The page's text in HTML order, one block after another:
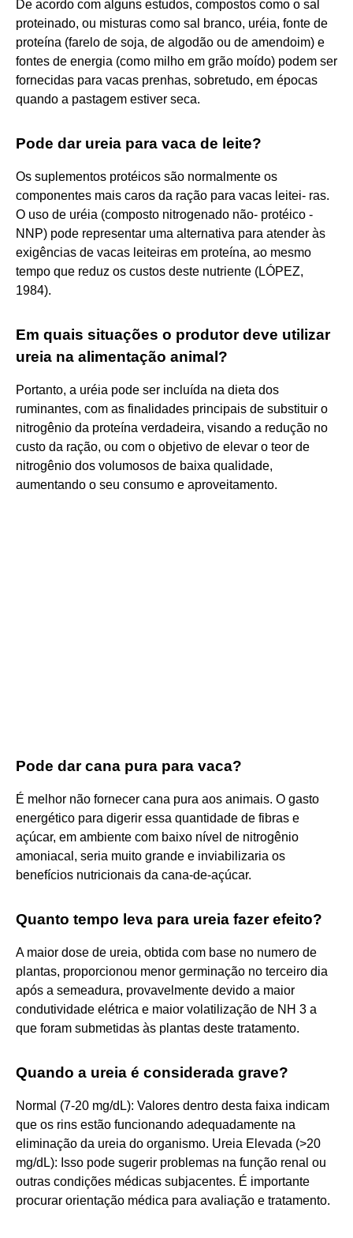
De acordo com alguns estudos, compostos como o sal
proteinado, ou misturas como sal branco, uréia, fonte de
proteína (farelo de soja, de algodão ou de amendoim) e
fontes de energia (como milho em grão moído) podem ser
fornecidas para vacas prenhas, sobretudo, em épocas
quando a pastagem estiver seca.
Pode dar ureia para vaca de leite?
Os suplementos protéicos são normalmente os
componentes mais caros da ração para vacas leitei- ras.
O uso de uréia (composto nitrogenado não- protéico -
NNP) pode representar uma alternativa para atender às
exigências de vacas leiteiras em proteína, ao mesmo
tempo que reduz os custos deste nutriente (LÓPEZ,
1984).
Em quais situações o produtor deve utilizar
ureia na alimentação animal?
Portanto, a uréia pode ser incluída na dieta dos
ruminantes, com as finalidades principais de substituir o
nitrogênio da proteína verdadeira, visando a redução no
custo da ração, ou com o objetivo de elevar o teor de
nitrogênio dos volumosos de baixa qualidade,
aumentando o seu consumo e aproveitamento.
Pode dar cana pura para vaca?
É melhor não fornecer cana pura aos animais. O gasto
energético para digerir essa quantidade de fibras e
açúcar, em ambiente com baixo nível de nitrogênio
amoniacal, seria muito grande e inviabilizaria os
benefícios nutricionais da cana-de-açúcar.
Quanto tempo leva para ureia fazer efeito?
A maior dose de ureia, obtida com base no numero de
plantas, proporcionou menor germinação no terceiro dia
após a semeadura, provavelmente devido a maior
condutividade elétrica e maior volatilização de NH 3 a
que foram submetidas às plantas deste tratamento.
Quando a ureia é considerada grave?
Normal (7-20 mg/dL): Valores dentro desta faixa indicam
que os rins estão funcionando adequadamente na
eliminação da ureia do organismo. Ureia Elevada (>20
mg/dL): Isso pode sugerir problemas na função renal ou
outras condições médicas subjacentes. É importante
procurar orientação médica para avaliação e tratamento.